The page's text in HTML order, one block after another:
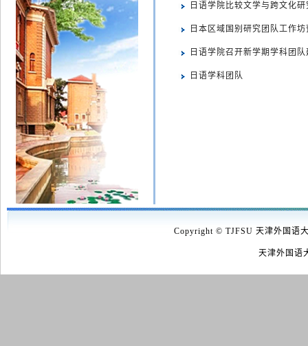
日语学院比较文学与跨文化
日本区域国别研究团队工作坊
日语学院召开新学期学科团
日语学科团队
Copyright © TJFSU 天津外国语
天津外国语